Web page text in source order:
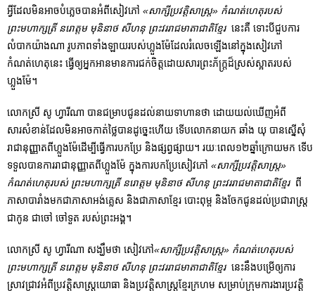
អ្វីដែលមិនអាចបំភ្លេចបានអំពីសៀវភៅ «សាក្សីប្រវត្តិសាស្រ្ត» កំណត់ហេតុរបស់
ព្រះមហាក្សត្រី នរោត្តម មុនិនាថ សីហនុ ព្រះវររាជមាតាជាតិខ្មែរនេះគឺ ទោះបីជួបការ
លំបាកយ៉ាងណា រូបភាពទាំងឡាយរបស់ហ្លួងម៉ែដែលរំលេចឡើងនៅក្នុងសៀវភៅ
កំណត់ហេតុនេះ ធ្វើឲ្យអ្នកអានមានការជក់ចិត្តដោយសារព្រះភ័ក្រ្តដ៏ស្រស់ស្អាតរបស់
ហ្លួងម៉ែ។
លោកស្រី សូ ហ្វារីណា បានជម្រាបជូនដល់នាយទាហានថា ដោយយល់ឃើញអំពី
សារសំខាន់ដែលមិនអាចកាត់ថ្លៃបានដូច្នេះហើយ ទើបលោកនាយក ឆាំង យុ បានស្នើសុំ
រាជានុញ្ញាតពីហ្លួងម៉ែដើម្បីធ្វើការបកប្រែ និងផ្សព្វផ្សាយ។ រយៈពេល១២ឆ្នាំក្រោយមក​ ទើប
ទទួលបានការរាជានុញ្ញាតពីហ្លួងម៉ែ ក្នុងការបកប្រែសៀវភៅ «សាក្សីប្រវត្តិសាស្រ្ត»
កំណត់ហេតុរបស់ ព្រះមហាក្សត្រី នរោត្តម មុនិនាថ សីហនុ ព្រះវររាជមាតាជាតិខ្មែរពី
ភាសាបារាំងមកជាភាសាអង់គ្លេស និងជាភាសាខ្មែរ បោះពុម្ព និងចែកជូនដល់ប្រជារាស្រ្ត
ជាកូន ជាចៅ ចៅទួត របស់ព្រះអង្គ។
លោកស្រី សូ ហ្វារីណា សង្ឃឹមថា សៀវភៅ«សាក្សីប្រវត្តិសាស្រ្ត» កំណត់ហេតុរបស់
ព្រះមហាក្សត្រី នរោត្តម មុនិនាថ សីហនុ ព្រះវររាជមាតាជាតិខ្មែរនេះនឹងបម្រើឲ្យការ
ស្រាវជ្រាវអំពីប្រវត្តិសាស្រ្តយោធា និងប្រវត្តិសាស្រ្តខ្មែរក្រហម សម្រាប់ក្រុមការងារប្រវត្តិ